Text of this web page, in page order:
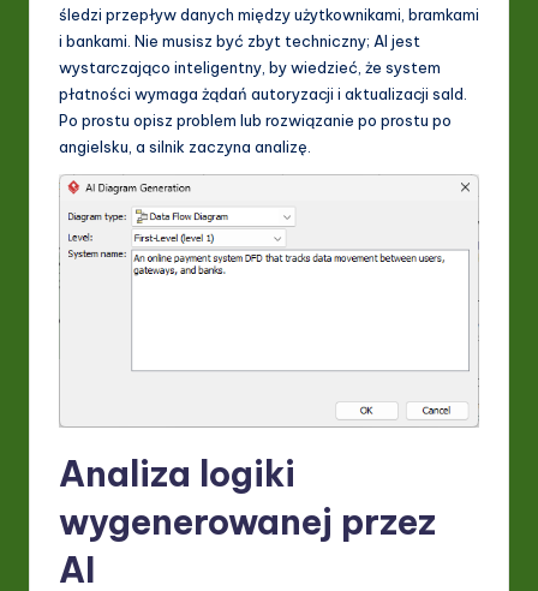
śledzi przepływ danych między użytkownikami, bramkami
i bankami. Nie musisz być zbyt techniczny; AI jest
wystarczająco inteligentny, by wiedzieć, że system
płatności wymaga żądań autoryzacji i aktualizacji sald.
Po prostu opisz problem lub rozwiązanie po prostu po
angielsku, a silnik zaczyna analizę.
Analiza logiki
wygenerowanej przez
AI